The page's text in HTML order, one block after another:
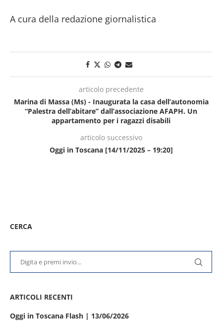
A cura della redazione giornalistica
articolo precedente
Marina di Massa (Ms) - Inaugurata la casa dell’autonomia
“Palestra dell’abitare” dall’associazione AFAPH. Un
appartamento per i ragazzi disabili
articolo successivo
Oggi in Toscana [14/11/2025 – 19:20]
CERCA
ARTICOLI RECENTI
Oggi in Toscana Flash | 13/06/2026